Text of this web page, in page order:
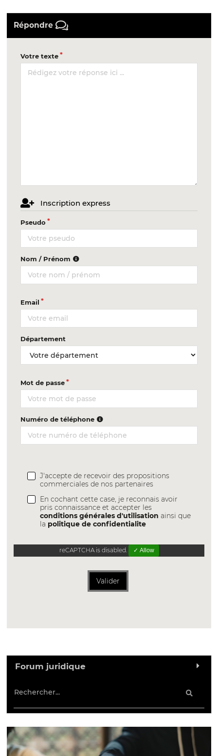
Répondre
Votre texte
Inscription express
Pseudo
Nom / Prénom
Email
Département
Mot de passe
Numéro de téléphone
J'accepte de recevoir des propositions
commerciales de nos partenaires
En cochant cette case, je reconnais avoir
pris connaissance et accepter les
conditions générales d'utilisation ainsi que
la politique de confidentialite
reCAPTCHA is disabled. ✓ Allow
Valider
Forum juridique